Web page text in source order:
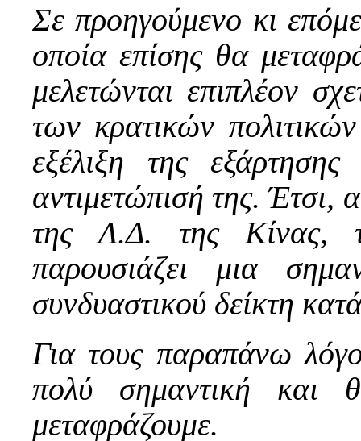
Σε προηγούμενο κι
οποία επίσης θα
μελετώνται επιπλέον
των κρατικών
εξέλιξη της
αντιμετώπισή της. Έτσι,
της Λ.Δ. της Κίνας,
παρουσιάζει μια
συνδυαστικού δείκτη
Για τους παραπάνω
πολύ σημαντική και
μεταφράζουμε.